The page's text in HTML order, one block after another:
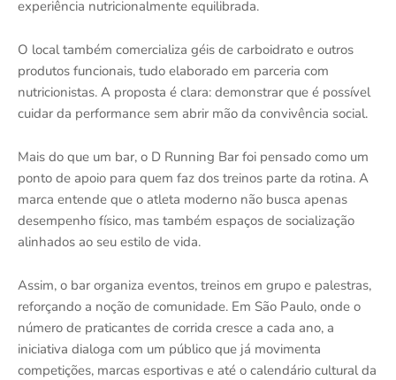
experiência nutricionalmente equilibrada.
O local também comercializa géis de carboidrato e outros
produtos funcionais, tudo elaborado em parceria com
nutricionistas. A proposta é clara: demonstrar que é possível
cuidar da performance sem abrir mão da convivência social.
Mais do que um bar, o D Running Bar foi pensado como um
ponto de apoio para quem faz dos treinos parte da rotina. A
marca entende que o atleta moderno não busca apenas
desempenho físico, mas também espaços de socialização
alinhados ao seu estilo de vida.
Assim, o bar organiza eventos, treinos em grupo e palestras,
reforçando a noção de comunidade. Em São Paulo, onde o
número de praticantes de corrida cresce a cada ano, a
iniciativa dialoga com um público que já movimenta
competições, marcas esportivas e até o calendário cultural da